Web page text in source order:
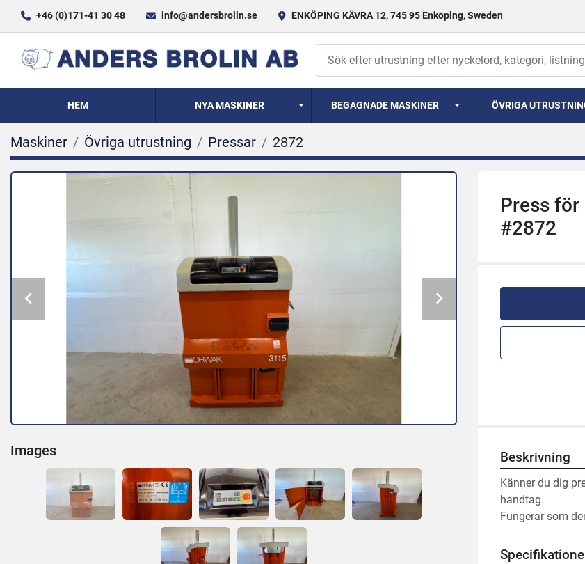
+46 (0)171-41 30 48 info@andersbrolin.se ENKÖPING KÄVRA 12, 745 95 Enköping, Sweden
HEM NYA MASKINER BEGAGNADE MASKINER ÖVRIGA
Maskiner Övriga utrustning Pressar 2872
Images
Press
#2872
Beskrivning
Känner du dig
handtag.
Fungerar som